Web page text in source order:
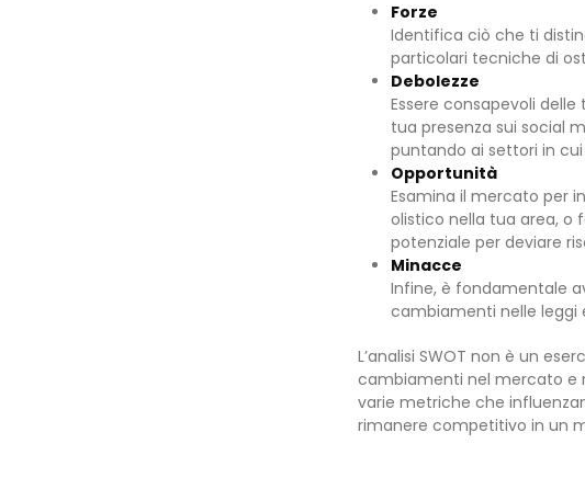
Forze
Identifica ciò che ti
particolari tecniche di
Debolezze
Essere consapevoli
tua presenza sui social
puntando ai settori in
Opportunità
Esamina il mercato per
olistico nella tua area, o
potenziale per deviare
Minacce
Infine, è fondamentale
cambiamenti nelle leggi
L’analisi SWOT non è un
cambiamenti nel mercato e
varie metriche che
rimanere competitivo in un